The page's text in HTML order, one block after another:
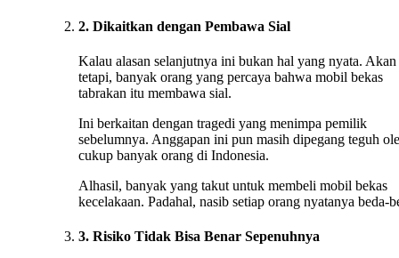
2. Dikaitkan dengan Pembawa Sial
Kalau alasan selanjutnya ini bukan hal yang nyata. Akan
tetapi, banyak orang yang percaya bahwa mobil bekas
tabrakan itu membawa sial.
Ini berkaitan dengan tragedi yang menimpa pemilik
sebelumnya. Anggapan ini pun masih dipegang teguh
cukup banyak orang di Indonesia.
Alhasil, banyak yang takut untuk membeli mobil bekas
kecelakaan. Padahal, nasib setiap orang nyatanya beda-
3. Risiko Tidak Bisa Benar Sepenuhnya